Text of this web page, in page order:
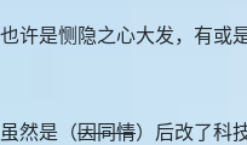
也许是恻隐之心大发，有或
虽然是（因同情）后改了科